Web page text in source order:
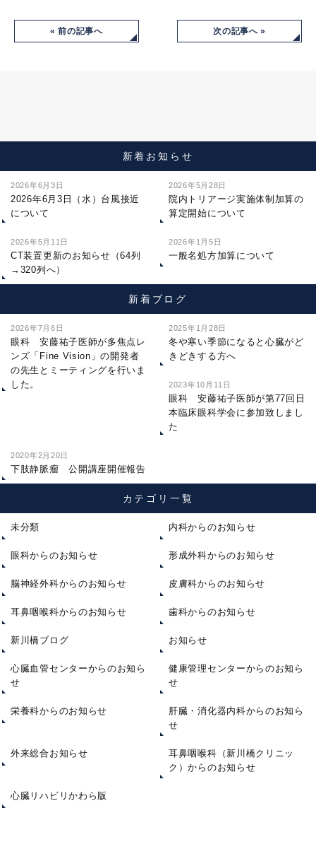
« 前の記事へ 次の記事へ »
新着お知らせ
2026年6月3日
2026年6月3日（水）台風接近
について
2026年5月28日
院内トリアージ実施体制加算の
算定開始について
2026年5月11日
CT装置更新のお知らせ（64列
→320列へ）
2026年1月5日
一般名処方加算について
新着ブログ
2026年7月6日
眼科 安藤祐子医師が多焦点レ
ンズ「Fine Vision」の開発者
の先生とミーティングを行いま
した。
2025年1月28日
冬や寒い季節になると心臓がど
きどきする方へ
2023年10月11日
眼科 安藤祐子医師が第77回日
本臨床眼科学会に参加致しまし
た
2020年2月20日
下肢静脈瘤 公開講座開催報告
カテゴリ一覧
未分類 内科からのお知らせ
眼科からのお知らせ 形成外科からのお知らせ
脳神経外科からのお知らせ 皮膚科からのお知らせ
耳鼻咽喉科からのお知らせ 歯科からのお知らせ
新川橋ブログ お知らせ
心臓血管センターからのお知ら
せ
健康管理センターからのお知ら
せ
栄養科からのお知らせ
肝臓・消化器内科からのお知ら
せ
外来総合お知らせ
耳鼻咽喉科（新川橋クリニッ
ク）からのお知らせ
心臓リハビリかわら版